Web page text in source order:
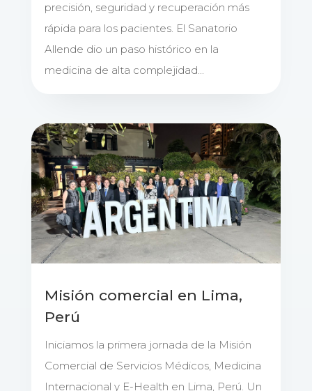
precisión, seguridad y recuperación más
rápida para los pacientes. El Sanatorio
Allende dio un paso histórico en la
medicina de alta complejidad...
Misión comercial en Lima,
Perú
Iniciamos la primera jornada de la Misión
Comercial de Servicios Médicos, Medicina
Internacional y E-Health en Lima, Perú. Un